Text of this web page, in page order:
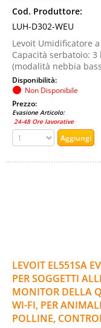
Cod. Produttore:
LUH-D302-WEU
Levoit Umidificatore
Capacità serbatoio:
(modalità nebbia
Disponibilità:
Non Disponibile
Prezzo:
Evasione Articolo:
24-48 Ore lavorative
LEVOIT EL551SA
PER SOGGETTI
MONITOR DELLA
WI-FI, PER
POLLINE,